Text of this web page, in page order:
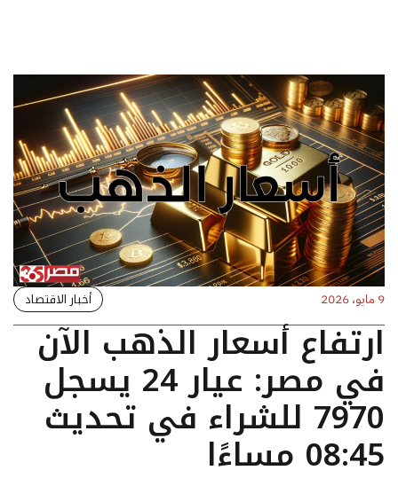
9 مايو، 2026 أخبار الاقتصاد
ارتفاع أسعار الذهب الآن
في مصر: عيار 24 يسجل
7970 للشراء في تحديث
08:45 مساءًا